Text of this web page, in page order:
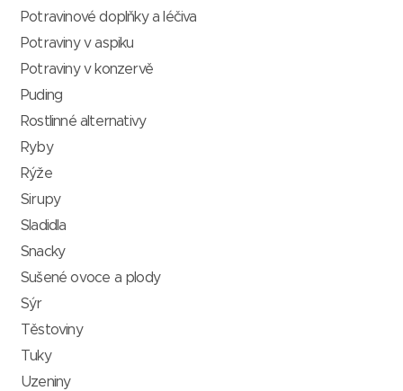
Potravinové doplňky a léčiva
Potraviny v aspiku
Potraviny v konzervě
Puding
Rostlinné alternativy
Ryby
Rýže
Sirupy
Sladidla
Snacky
Sušené ovoce a plody
Sýr
Těstoviny
Tuky
Uzeniny